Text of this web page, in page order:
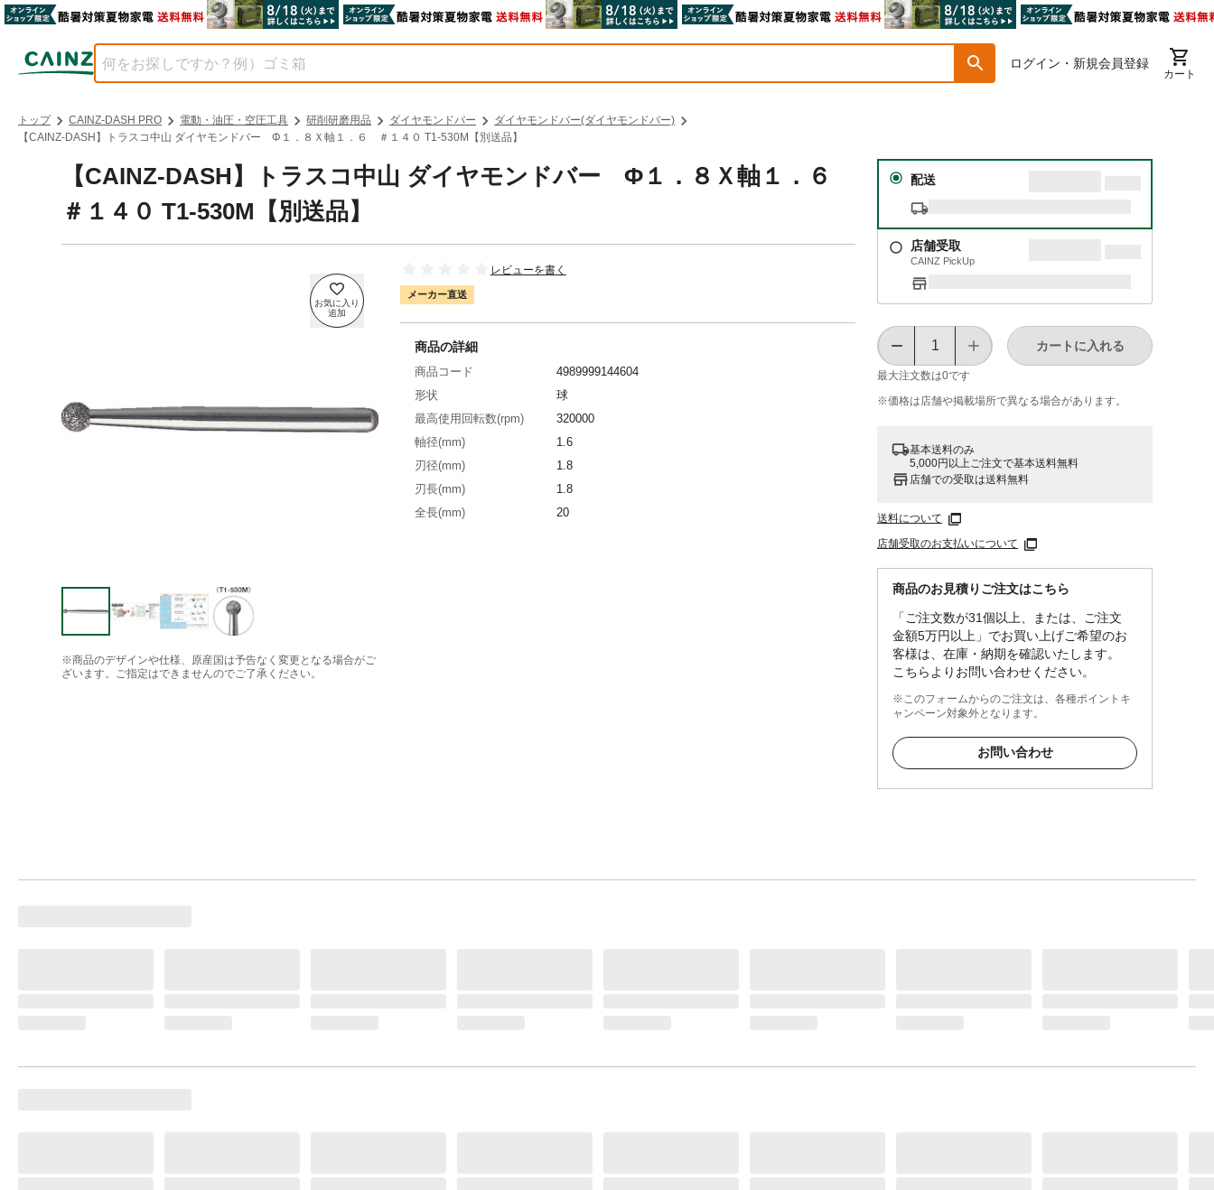
ログイン・新規会員登録
カート
トップ CAINZ-DASH PRO 電動・油圧・空圧工具 研削研磨用品 ダイヤモンドバー
ダイヤモンドバー(ダイヤモンドバー)
【CAINZ-DASH】トラスコ中山 ダイヤモンドバー Φ１．８Ｘ軸１．６ ＃１４０ T1-530M【別送品】
【CAINZ-DASH】トラスコ中山 ダイヤモンドバー Φ１．８Ｘ軸１．６
＃１４０ T1-530M【別送品】
※商品のデザインや仕様、原産国は予告なく変更となる場合がご
ざいます。ご指定はできませんのでご了承ください。
レビューを書く
メーカー直送
配送
店舗受取
CAINZ PickUp
最大注文数は0です
カートに入れる
※価格は​店舗や​掲載場所で​異なる​場合が​あります。
基本送料のみ
5,000円以上ご注文で基本送料無料
店舗での受取は送料無料
送料について
店舗受取のお支払いについて
商品のお見積りご注文はこちら
「ご注文数が31個以上、または、ご注文
金額5万円以上」でお買い上げご希望のお
客様は、在庫・納期を確認いたします。
こちらよりお問い合わせください。
※このフォームからのご注文は、各種ポイントキ
ャンペーン対象外となります。
お問い合わせ
商品の詳細
商品コード
4989999144604
形状
球
最高使用回転数(rpm)
320000
軸径(mm)
1.6
刃径(mm)
1.8
刃長(mm)
1.8
全長(mm)
20